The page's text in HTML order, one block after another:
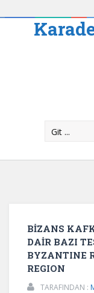
Git ...
BİZANS
DAİR BAZI
BYZANTINE
REGION
TARAFINDAN :